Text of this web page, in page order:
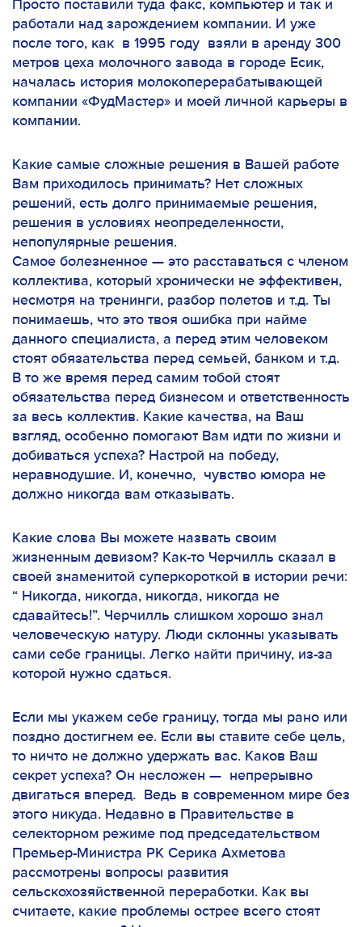
Просто поставили туда факс, компьютер и так и
работали над зарождением компании. И уже
после того, как в 1995 году взяли в аренду 300
метров цеха молочного завода в городе Есик,
началась история молокоперерабатывающей
компании «ФудМастер» и моей личной карьеры в
компании.
Какие самые сложные решения в Вашей работе
Вам приходилось принимать? Нет сложных
решений, есть долго принимаемые решения,
решения в условиях неопределенности,
непопулярные решения.
Самое болезненное — это расставаться с членом
коллектива, который хронически не эффективен,
несмотря на тренинги, разбор полетов и т.д. Ты
понимаешь, что это твоя ошибка при найме
данного специалиста, а перед этим человеком
стоят обязательства перед семьей, банком и т.д.
В то же время перед самим тобой стоят
обязательства перед бизнесом и ответственность
за весь коллектив. Какие качества, на Ваш
взгляд, особенно помогают Вам идти по жизни и
добиваться успеха? Настрой на победу,
неравнодушие. И, конечно, чувство юмора не
должно никогда вам отказывать.
Какие слова Вы можете назвать своим
жизненным девизом? Как-то Черчилль сказал в
своей знаменитой суперкороткой в истории речи:
“ Никогда, никогда, никогда, никогда не
сдавайтесь!”. Черчилль слишком хорошо знал
человеческую натуру. Люди склонны указывать
сами себе границы. Легко найти причину, из-за
которой нужно сдаться.
Если мы укажем себе границу, тогда мы рано или
поздно достигнем ее. Если вы ставите себе цель,
то ничто не должно удержать вас. Каков Ваш
секрет успеха? Он несложен — непрерывно
двигаться вперед. Ведь в современном мире без
этого никуда. Недавно в Правительстве в
селекторном режиме под председательством
Премьер-Министра РК Серика Ахметова
рассмотрены вопросы развития
сельскохозяйственной переработки. Как вы
считаете, какие проблемы острее всего стоят